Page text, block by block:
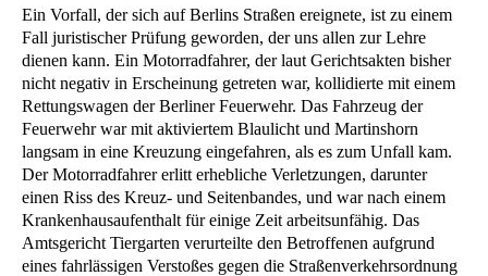
Ein Vorfall, der sich auf Berlins Straßen ereignete, ist zu einem
Fall juristischer Prüfung geworden, der uns allen zur Lehre
dienen kann. Ein Motorradfahrer, der laut Gerichtsakten bisher
nicht negativ in Erscheinung getreten war, kollidierte mit einem
Rettungswagen der Berliner Feuerwehr. Das Fahrzeug der
Feuerwehr war mit aktiviertem Blaulicht und Martinshorn
langsam in eine Kreuzung eingefahren, als es zum Unfall kam.
Der Motorradfahrer erlitt erhebliche Verletzungen, darunter
einen Riss des Kreuz- und Seitenbandes, und war nach einem
Krankenhausaufenthalt für einige Zeit arbeitsunfähig. Das
Amtsgericht Tiergarten verurteilte den Betroffenen aufgrund
eines fahrlässigen Verstoßes gegen die Straßenverkehrsordnung